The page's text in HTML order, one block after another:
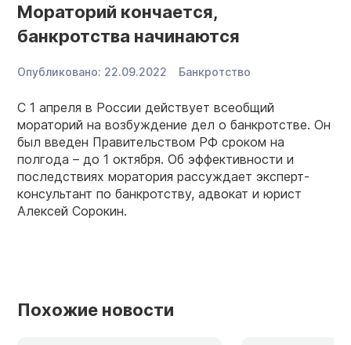
Мораторий кончается,
банкротства начинаются
Опубликовано: 22.09.2022 Банкротство
С 1 апреля в России действует всеобщий
мораторий на возбуждение дел о банкротстве. Он
был введен Правительством РФ сроком на
полгода – до 1 октября. Об эффективности и
последствиях моратория рассуждает эксперт-
консультант по банкротству, адвокат и юрист
Алексей Сорокин.
Похожие новости